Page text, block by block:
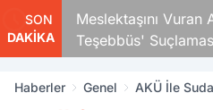
SON
DAKİKA
Meslektaşını
Teşebbüs'
Haberler Genel
AKÜ İle